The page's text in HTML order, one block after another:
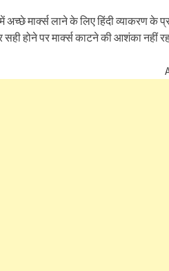
में अच्छे मार्क्स लाने के लिए हिंदी व्याकरण
सही होने पर मार्क्स काटने की आशंका नहीं